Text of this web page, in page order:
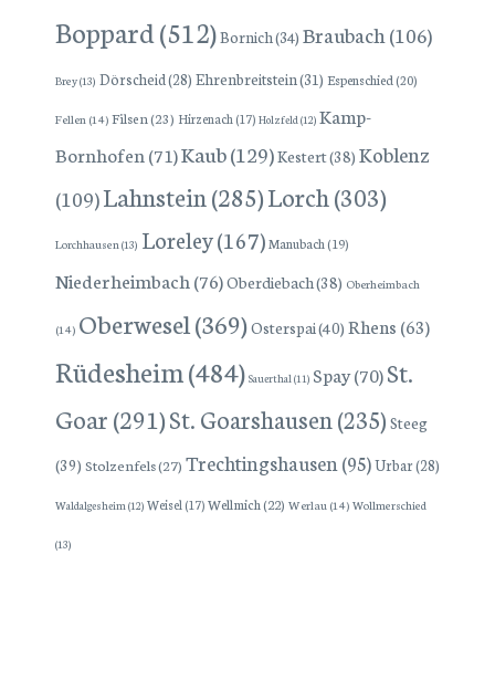
Boppard (512)Bornich(34) Braubach (106)
Brey(13) Dörscheid(28) Ehrenbreitstein(31) Espenschied (20)
Fellen (14) Filsen(23) Hirzenach (17) Holzfeld (12) Kamp-
Bornhofen (71)Kaub(129)Kestert(38) Koblenz
(109)Lahnstein(285)Lorch(303)
Lorchhausen (13) Loreley(167)Manubach (19)
Niederheimbach (76)Oberdiebach(38) Oberheimbach
(14) Oberwesel(369)Osterspai(40) Rhens (63)
Rüdesheim(484) Sauerthal (11) Spay(70)St.
Goar(291)St. Goarshausen (235) Steeg
(39) Stolzenfels(27) Trechtingshausen (95)Urbar(28)
Waldalgesheim (12) Weisel (17)Wellmich (22) Werlau (14) Wollmerschied
(13)